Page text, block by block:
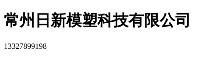
常州日新模塑科技有限公司
13327899198